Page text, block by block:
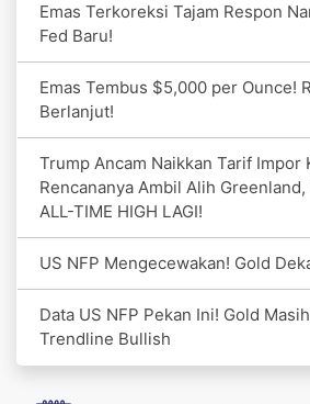
Emas Terkoreksi Tajam Respon
Fed Baru!
Emas Tembus $5,000 per Ounce!
Berlanjut!
Trump Ancam Naikkan Tarif Impor
Rencananya Ambil Alih Greenland,
ALL-TIME HIGH LAGI!
US NFP Mengecewakan! Gold
Data US NFP Pekan Ini! Gold
Trendline Bullish